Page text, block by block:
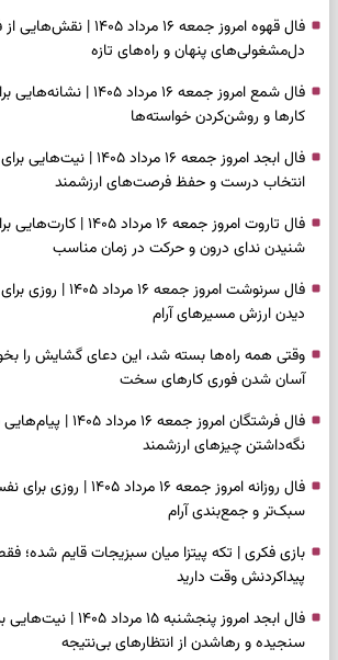
فال قهوه امروز جمعه ۱۶
دل‌مشغولی‌های پنهان و راه‌های تازه
فال شمع امروز جمعه ۱۶
کارها و روشن‌کردن خواسته‌ها
فال ابجد امروز جمعه ۱۶
انتخاب درست و حفظ فرصت‌های ارزشمند
فال تاروت امروز جمعه ۱۶
شنیدن ندای درون و حرکت در زمان مناسب
فال سرنوشت امروز
دیدن ارزش مسیرهای آرام
وقتی همه راه‌ها بسته شد، این دعای گشایش را
آسان شدن فوری کارهای سخت
فال فرشتگان امروز
نگه‌داشتن چیزهای ارزشمند
فال روزانه امروز جمعه ۱۶
سبک‌تر و جمع‌بندی آرام
پیداکردنش وقت دارید
فال ابجد امروز پنجشنبه
سنجیده و رهاشدن از انتظارهای بی‌نتیجه